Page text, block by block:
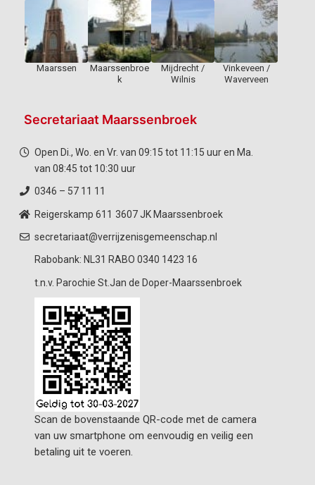
Maarssen
Maarssenbroe
k
Mijdrecht /
Wilnis
Vinkeveen /
Waverveen
Secretariaat Maarssenbroek
Open Di., Wo. en Vr. van 09:15 tot 11:15 uur en Ma.
van 08:45 tot 10:30 uur
0346 – 57 11 11
Reigerskamp 611 3607 JK Maarssenbroek
secretariaat@verrijzenisgemeenschap.nl
Rabobank: NL31 RABO 0340 1423 16
t.n.v. Parochie St.Jan de Doper-Maarssenbroek
Scan de bovenstaande QR-code met de camera
van uw smartphone om eenvoudig en veilig een
betaling uit te voeren.